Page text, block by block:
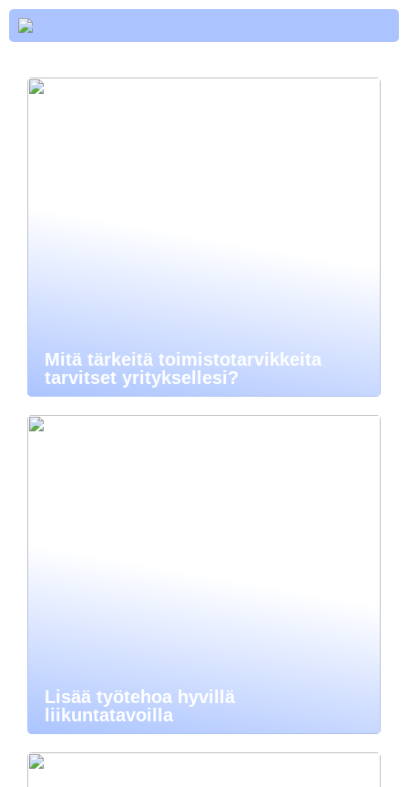
Mitä tärkeitä toimistotarvikkeita
tarvitset yrityksellesi?
Lisää työtehoa hyvillä
liikuntatavoilla